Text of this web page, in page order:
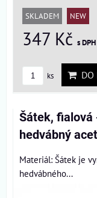
SKLADEM NEW
347 Kč s DPH
ks DO
Šátek, fialová
hedvábný
Materiál: Šátek je
hedvábného...